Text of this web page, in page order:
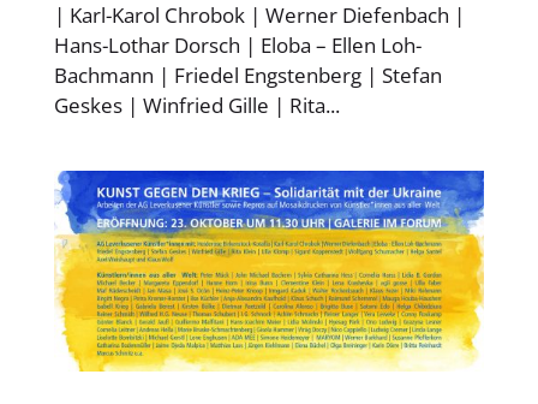
| Karl-Karol Chrobok | Werner Diefenbach |
Hans-Lothar Dorsch | Eloba – Ellen Loh-
Bachmann | Friedel Engstenberg | Stefan
Geskes | Winfried Gille | Rita...